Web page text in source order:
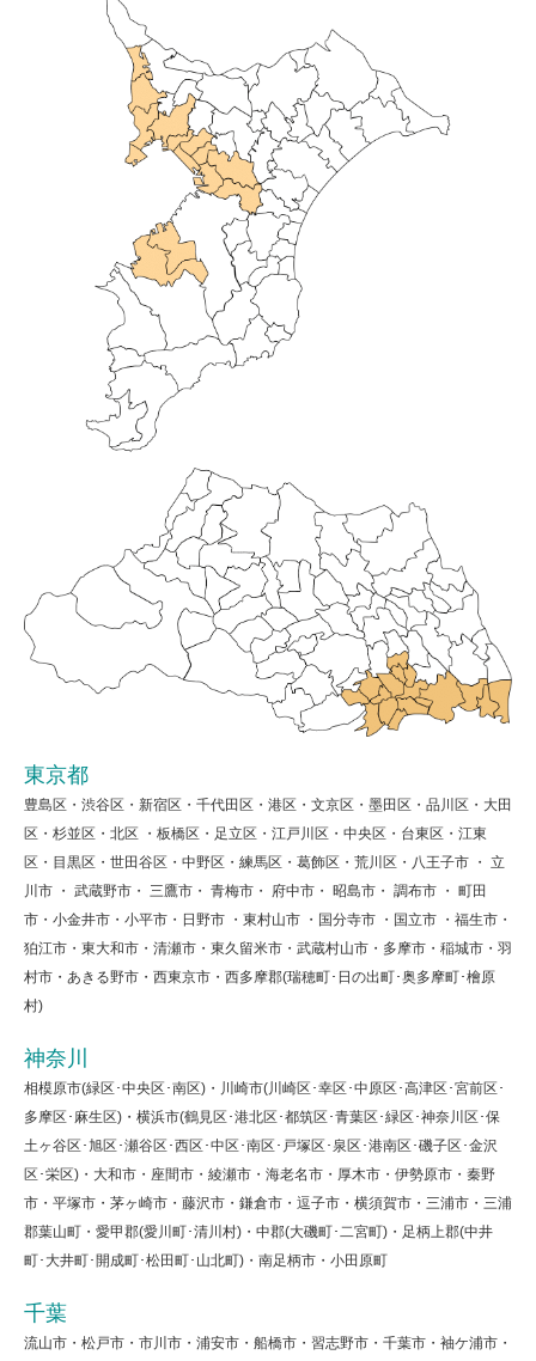
東京都
豊島区・渋谷区・新宿区・千代田区・港区・文京区・墨田区・品川区・大田
区・杉並区・北区 ・板橋区・足立区・江戸川区・中央区・台東区・江東
区・目黒区・世田谷区・中野区・練馬区・葛飾区・荒川区・八王子市 ・ 立
川市 ・ 武蔵野市・ 三鷹市・ 青梅市・ 府中市・ 昭島市・ 調布市 ・ 町田
市・小金井市・小平市・日野市 ・東村山市 ・国分寺市 ・国立市 ・福生市・
狛江市・東大和市・清瀬市・東久留米市・武蔵村山市・多摩市・稲城市・羽
村市・あきる野市・西東京市・西多摩郡(瑞穂町･日の出町･奥多摩町･檜原
村)
神奈川
相模原市(緑区･中央区･南区)・川崎市(川崎区･幸区･中原区･高津区･宮前区･
多摩区･麻生区)・横浜市(鶴見区･港北区･都筑区･青葉区･緑区･神奈川区･保
土ヶ谷区･旭区･瀬谷区･西区･中区･南区･戸塚区･泉区･港南区･磯子区･金沢
区･栄区)・大和市・座間市・綾瀬市・海老名市・厚木市・伊勢原市・秦野
市・平塚市・茅ヶ崎市・藤沢市・鎌倉市・逗子市・横須賀市・三浦市・三浦
郡葉山町・愛甲郡(愛川町･清川村)・中郡(大磯町･二宮町)・足柄上郡(中井
町･大井町･開成町･松田町･山北町)・南足柄市・小田原町
千葉
流山市・松戸市・市川市・浦安市・船橋市・習志野市・千葉市・袖ケ浦市・